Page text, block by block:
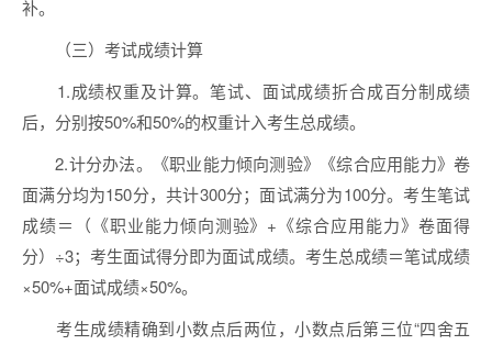
补。
（三）考试成绩计算
1.成绩权重及计算。笔试、面试成绩折合成百分制成绩
后，分别按50%和50%的权重计入考生总成绩。
2.计分办法。《职业能力倾向测验》《综合应用能力》卷
面满分均为150分，共计300分；面试满分为100分。考生笔试
成绩＝（《职业能力倾向测验》+《综合应用能力》卷面得
分）÷3；考生面试得分即为面试成绩。考生总成绩＝笔试成绩
×50%+面试成绩×50%。
考生成绩精确到小数点后两位，小数点后第三位“四舍五